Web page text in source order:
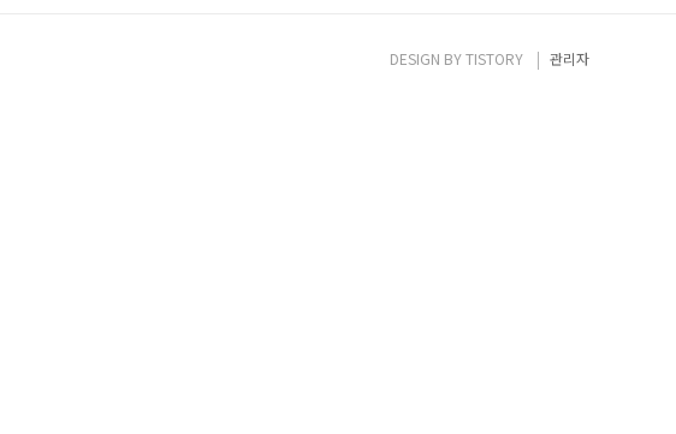
DESIGN BYTISTORY 관리자